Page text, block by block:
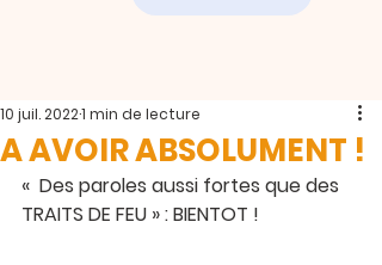
A AVOIR ABSOLUMENT !
10 juil. 20221 min de lecture
«  Des paroles aussi fortes que des
TRAITS DE FEU » : BIENTOT !